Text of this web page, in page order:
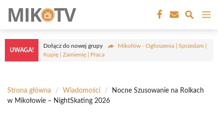
treści
UWAGA!
Dołącz do nowej grupy
Mikołów - Ogłoszenia | Sprzedam |
Kupię | Zamienię | Praca
Strona główna / Wiadomości /
Nocne Szusowanie na Rolkach
w Mikołowie – NightSkating 2026